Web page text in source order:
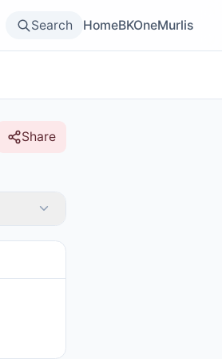
Search HomeBKOneMurlis
Share